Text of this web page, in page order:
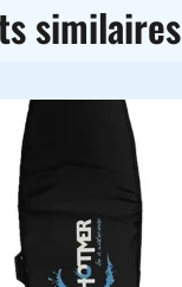
similaires